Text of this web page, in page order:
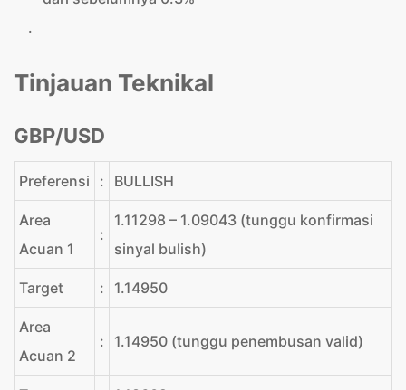
.
Tinjauan Teknikal
GBP/USD
Preferensi : BULLISH
Area
Acuan 1
:
1.11298 – 1.09043 (tunggu konfirmasi
sinyal bulish)
Target : 1.14950
Area
Acuan 2
: 1.14950 (tunggu penembusan valid)